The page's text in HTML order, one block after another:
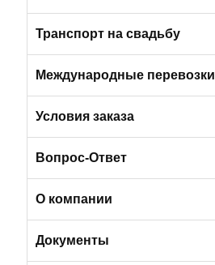
Легковыми авто и минивэнами
Транспорт на свадьбу
Автобусы
Микроавтобусы
Международные перевозки
Условия заказа
Отличия трансфера от аренды
Порядок оплаты услуг
Условия возврата
Вопрос-Ответ
О компании
О компании БизнесБас
Документы